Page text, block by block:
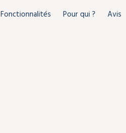
Fonctionnalités Pour qui ? Avis